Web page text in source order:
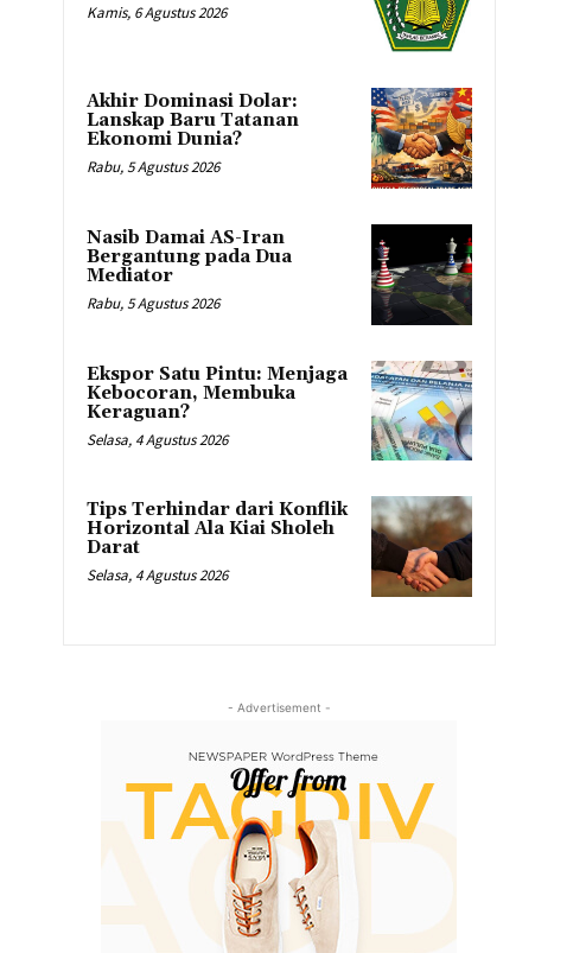
Kamis, 6 Agustus 2026
Akhir Dominasi Dolar:
Lanskap Baru Tatanan
Ekonomi Dunia?
Rabu, 5 Agustus 2026
Nasib Damai AS-Iran
Bergantung pada Dua
Mediator
Rabu, 5 Agustus 2026
Ekspor Satu Pintu: Menjaga
Kebocoran, Membuka
Keraguan?
Selasa, 4 Agustus 2026
Tips Terhindar dari Konflik
Horizontal Ala Kiai Sholeh
Darat
Selasa, 4 Agustus 2026
- Advertisement -